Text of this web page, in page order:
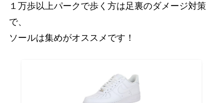
１万歩以上パークで歩く方は足裏のダメージ対策
で、
ソールは集めがオススメです！